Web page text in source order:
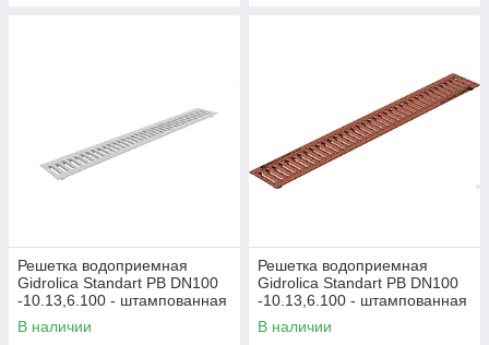
Решетка водоприемная
Gidrolica Standart РВ DN100
-10.13,6.100 - штампованная
стальная нержавеющая, кл.
А15
В наличии
Решетка водоприемная
Gidrolica Standart РВ DN100
-10.13,6.100 - штампованная
медная, кл. А15
В наличии